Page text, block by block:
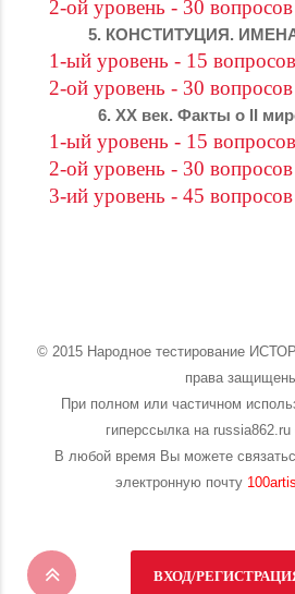
2-ой уровень - 30 вопросов
5. КОНСТИТУЦИЯ.
1-ый уровень - 15 вопросов
2-ой уровень - 30 вопросов
6. XX век. Факты о II
1-ый уровень - 15 вопросов
2-ой уровень - 30 вопросов
3-ий уровень - 45 вопросов
© 2015 Народное тестирование
права
При полном или частичном
гиперссылка на russia862.ru
В любой время Вы можете
электронную почту
ВХОД/